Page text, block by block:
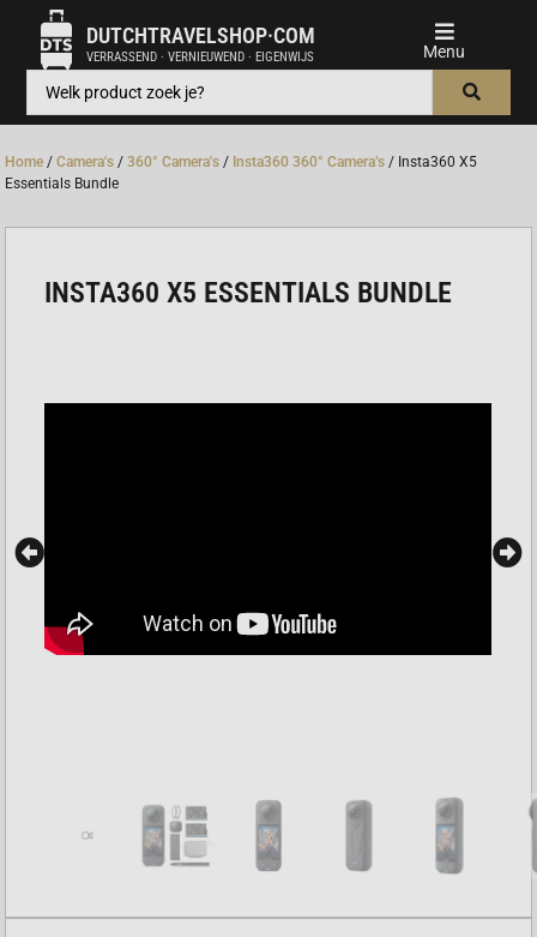
DUTCHTRAVELSHOP·COM
VERRASSEND · VERNIEUWEND · EIGENWIJS
Home /Camera's /360° Camera's / Insta360 360° Camera’s / Insta360 X5
Essentials Bundle
INSTA360 X5 ESSENTIALS BUNDLE